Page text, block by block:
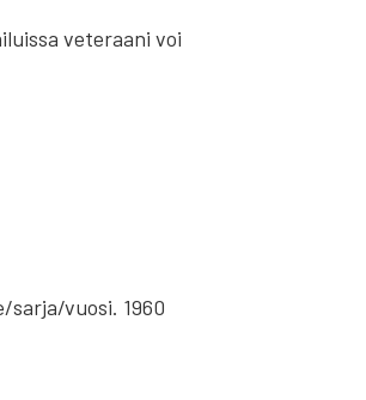
veteraani voi
sarja/vuosi. 1960